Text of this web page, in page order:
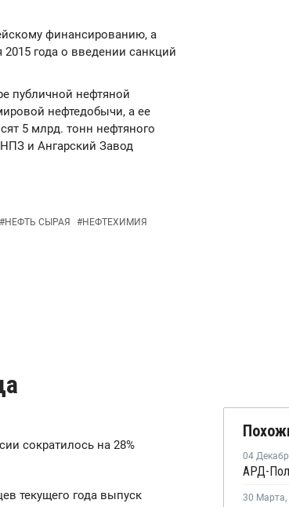
финансированию, а
года о введении санкций
публичной нефтяной
нефтедобычи, а ее
5 млрд. тонн нефтяного
и Ангарский Завод
#НЕФТЬ СЫРАЯ #НЕФТЕХИМИЯ
сократилось на 28%
текущего года выпуск
04
30 Марта,